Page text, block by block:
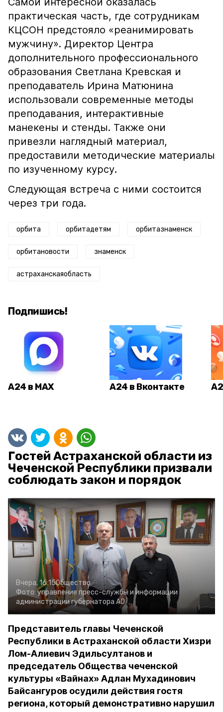
практическая часть, где сотрудникам
КЦСОН предстояло «реанимировать
мужчину». Директор Центра
дополнительного профессионального
образования Светлана Кревская и
преподаватель Ирина Матюнина
использовали современные методы
преподавания, интерактивные
манекены и стенды. Также они
привезли наглядный материал,
предоставили методические материалы
по изученному курсу.
Следующая встреча с ними состоится
через три года.
орбита орбитадетям орбитазнаменск
орбитановости знаменск
астраханскаяобласть
Подпишись!
А24 в MAX А24 в Вконтакте
Гостей Астраханской области из
Чеченской Республики призвали
соблюдать закон и порядок
Вчера, 16:15Общество
Фото: управление пресс-службы и информации
администрации губернатора АО
Представитель главы Чеченской
Республики в Астраханской области Хизри
Лом-Алиевич Эдильсултанов и
председатель Общества чеченской
культуры «Вайнах» Адлан Мухадинович
Байсангуров осудили действия гостя
региона, который демонстративно нарушил